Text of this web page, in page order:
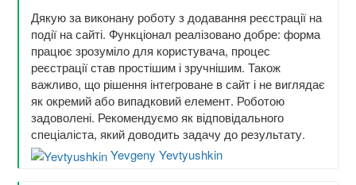
Дякую за виконану роботу з додавання реєстрації на
події на сайті. Функціонал реалізовано добре: форма
працює зрозуміло для користувача, процес
реєстрації став простішим і зручнішим. Також
важливо, що рішення інтегроване в сайт і не виглядає
як окремий або випадковий елемент. Роботою
задоволені. Рекомендуємо як відповідального
спеціаліста, який доводить задачу до результату.
Yevgeny Yevtyushkin